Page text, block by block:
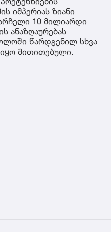
იმპერიას ზიანი
10 მილიარდი
ანაზღაურებას
წარდგენილ სხვა
მითითებული.